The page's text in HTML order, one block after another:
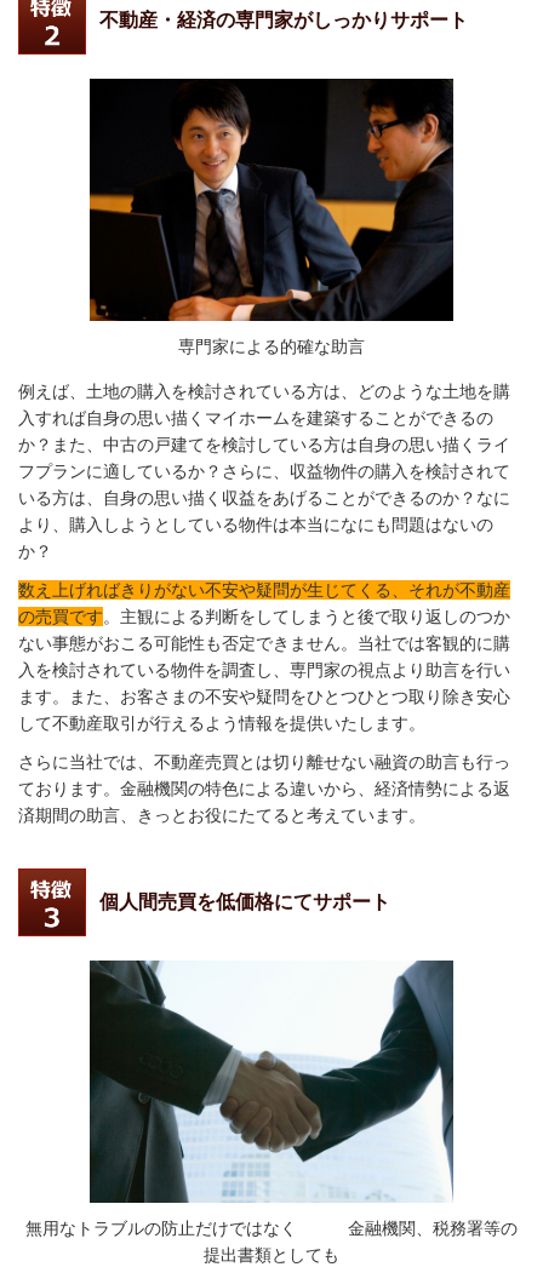
不動産・経済の専門家がしっかりサポート
専門家による的確な助言
例えば、土地の購入を検討されている方は、どのような土地を購
入すれば自身の思い描くマイホームを建築することができるの
か？また、中古の戸建てを検討している方は自身の思い描くライ
フプランに適しているか？さらに、収益物件の購入を検討されて
いる方は、自身の思い描く収益をあげることができるのか？なに
より、購入しようとしている物件は本当になにも問題はないの
か？
数え上げればきりがない不安や疑問が生じてくる、それが不動産
の売買です。 主観による判断をしてしまうと後で取り返しのつか
ない事態がおこる可能性も否定できません。当社では客観的に購
入を検討されている物件を調査し、専門家の視点より助言を行い
ます。また、お客さまの不安や疑問をひとつひとつ取り除き安心
して不動産取引が行えるよう情報を提供いたします。
さらに当社では、不動産売買とは切り離せない融資の助言も行っ
ております。金融機関の特色による違いから、経済情勢による返
済期間の助言、きっとお役にたてると考えています。
個人間売買を低価格にてサポート
無用なトラブルの防止だけではなく 金融機関、税務署等の
提出書類としても